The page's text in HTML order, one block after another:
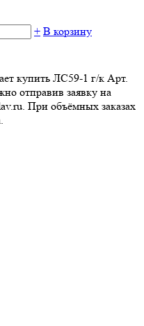
+ В корзину
купить ЛС59-1 г/к Арт.
отправив заявку на
При объёмных заказах